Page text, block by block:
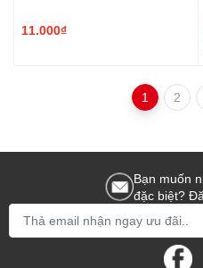
11.000₫
1 2
Bạn muốn
đặc biệt?